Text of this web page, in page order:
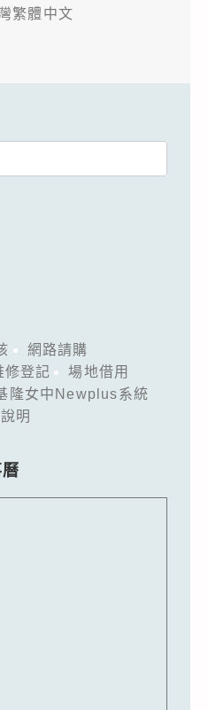
繁體中文
網路請購
修登記
場地借用
隆女中Newplus系統
明